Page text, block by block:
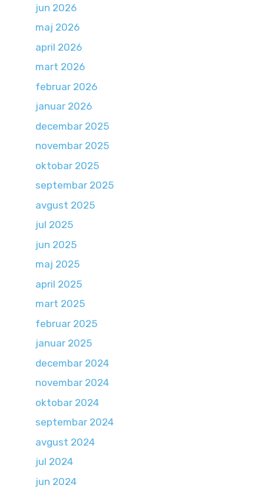
jun 2026
maj 2026
april 2026
mart 2026
februar 2026
januar 2026
decembar 2025
novembar 2025
oktobar 2025
septembar 2025
avgust 2025
jul 2025
jun 2025
maj 2025
april 2025
mart 2025
februar 2025
januar 2025
decembar 2024
novembar 2024
oktobar 2024
septembar 2024
avgust 2024
jul 2024
jun 2024